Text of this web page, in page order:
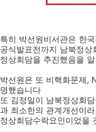
특히 박선원비서관은 한
공식발표전까지 남북정
정상회담을 추진했음을
박선원은 또 비핵화문제,
명했습니다
또 김정일이 남북정상회
과 최소한의 관계개선이
정상회담수락요인이었을